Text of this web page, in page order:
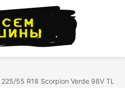
225/55 R18 Scorpion Verde 98V TL